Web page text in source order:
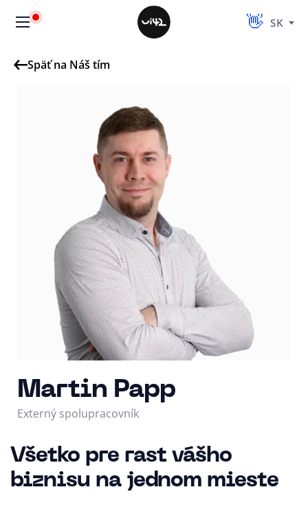
SK
Späť na Náš tím
Martin Papp
Externý spolupracovník
Všetko pre rast vášho
biznisu na jednom mieste